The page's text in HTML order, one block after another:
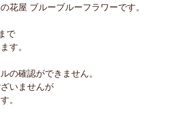
花屋 ブルーブルーフラワーです。
で
す。
の確認ができません。
いませんが
。